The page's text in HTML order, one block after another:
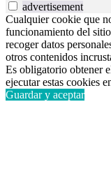
advertisement
Cualquier cookie que
funcionamiento del
recoger datos
otros contenidos
Es obligatorio obtener
ejecutar estas cookies
Guardar y aceptar